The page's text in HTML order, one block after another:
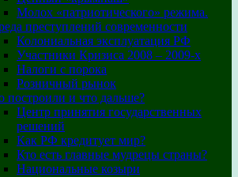
Молох «патриотического» режима.
преступлений современности
Колониальная эксплуатация РФ
Участники Кризиса 2008 – 2009-х
Налоги с порока
Розничный рынок
построили и что дальше?
Центр принятия государственных
решений
Как РФ кредитует мир?
Кто есть главные мудрецы страны?
Национальные козыри